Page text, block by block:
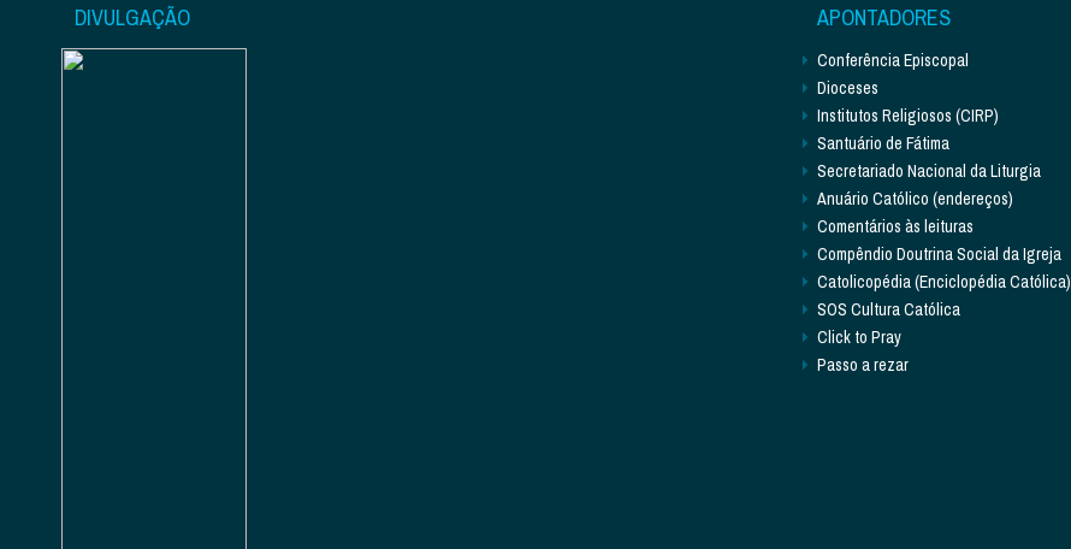
DIVULGAÇÃO APONTADORES
Conferência Episcopal
Dioceses
Institutos Religiosos (CIRP)
Santuário de Fátima
Secretariado Nacional da Liturgia
Anuário Católico (endereços)
Comentários às leituras
Compêndio Doutrina Social da Igreja
Catolicopédia (Enciclopédia Católica)
SOS Cultura Católica
Click to Pray
Passo a rezar